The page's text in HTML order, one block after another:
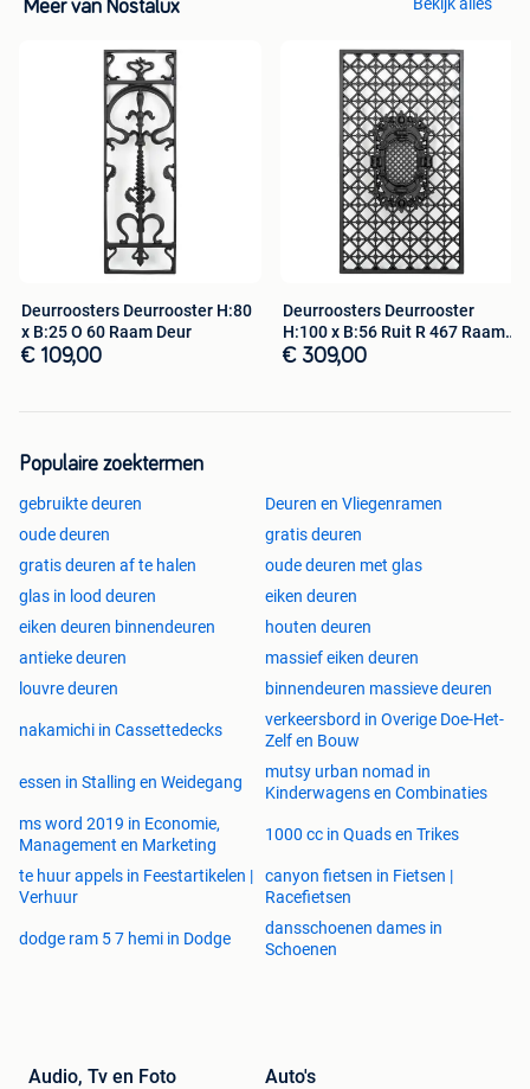
Interesse in dit mooie product? Bekijk dit product op:
Meer van Nostalux
Deurroosters Deurrooster H:80
x B:25 O 60 Raam Deur
€ 109,00
Deurroosters Deurrooster
H:100 x B:56 Ruit R 467 Raam
Deur
€ 309,00
Populaire zoektermen
gebruikte deuren
Deuren en Vliegenramen
oude deuren
gratis deuren
gratis deuren af te halen
oude deuren met glas
glas in lood deuren
eiken deuren
eiken deuren binnendeuren
houten deuren
antieke deuren
massief eiken deuren
louvre deuren
binnendeuren massieve deuren
nakamichi in Cassettedecks
verkeersbord in Overige Doe-Het-
Zelf en Bouw
essen in Stalling en Weidegang
mutsy urban nomad in
Kinderwagens en Combinaties
ms word 2019 in Economie,
Management en Marketing
1000 cc in Quads en Trikes
te huur appels in Feestartikelen |
Verhuur
canyon fietsen in Fietsen |
Racefietsen
dodge ram 5 7 hemi in Dodge
dansschoenen dames in
Schoenen
Audio, Tv en Foto Auto's